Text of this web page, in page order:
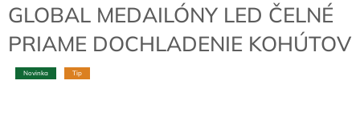
GLOBAL MEDAILÓNY LED ČELNÉ
PRIAME DOCHLADENIE KOHÚTOV
Novinka Tip